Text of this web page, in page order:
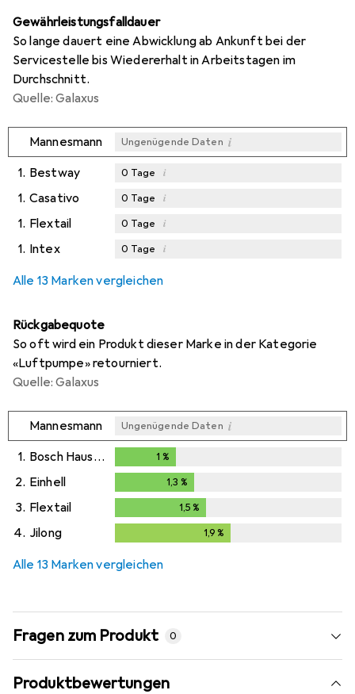
Gewährleistungsfalldauer
So lange dauert eine Abwicklung ab Ankunft bei der
Servicestelle bis Wiedererhalt in Arbeitstagen im
Durchschnitt.
Quelle: Galaxus
Mannesmann Ungenügende Daten i
1. Bestway 0 Tage i
1. Casativo 0 Tage i
1. Flextail 0 Tage i
1. Intex 0 Tage i
Alle 13 Marken vergleichen
Rückgabequote
So oft wird ein Produkt dieser Marke in der Kategorie
«Luftpumpe» retourniert.
Quelle: Galaxus
Mannesmann Ungenügende Daten i
1. Bosch Hausgeräte 1 %
2. Einhell 1,3 %
3. Flextail 1,5 %
4. Jilong 1,9 %
Alle 13 Marken vergleichen
Fragen zum Produkt 0
Produktbewertungen